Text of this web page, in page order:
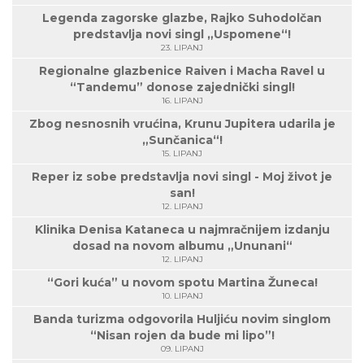
Legenda zagorske glazbe, Rajko Suhodolčan
predstavlja novi singl „Uspomene“!
23. LIPANJ
Regionalne glazbenice Raiven i Macha Ravel u
“Tandemu” donose zajednički singl!
16. LIPANJ
Zbog nesnosnih vrućina, Krunu Jupitera udarila je
„Sunčanica“!
15. LIPANJ
Reper iz sobe predstavlja novi singl - Moj život je
san!
12. LIPANJ
Klinika Denisa Kataneca u najmračnijem izdanju
dosad na novom albumu „Ununani“
12. LIPANJ
“Gori kuća” u novom spotu Martina Žuneca!
10. LIPANJ
Banda turizma odgovorila Huljiću novim singlom
“Nisan rojen da bude mi lipo”!
09. LIPANJ